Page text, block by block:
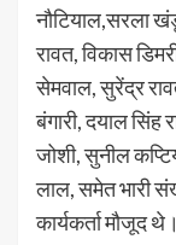
नौटियाल,सरला
रावत, विकास
सेमवाल, सुरेंद्र
बंगारी, दयाल सिंह
जोशी, सुनील
लाल, समेत भारी
कार्यकर्ता मौजूद थे।